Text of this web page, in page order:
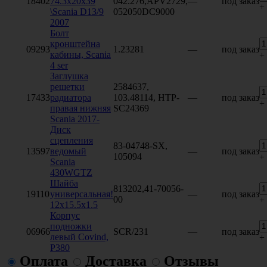
\Scania D13/9
2007
052050DC9000
+
09293
Болт
кронштейна
кабины, Scania
4 ser
1.23281 — под заказ
+
17433
Заглушка
решетки
радиатора
правая нижняя
Scania 2017-
2584637,
103.48114, HTP-
SC24369
— под заказ
+
13597
Диск
сцепления
ведомый
Scania
430WGTZ
83-04748-SX,
105094
— под заказ
+
19110
Шайба
универсальная!
12x15.5x1.5
813202,41-70056-
00
— под заказ
+
06966
Корпус
подножки
левый Covind,
P380
SCR/231 — под заказ
+
Оплата Доставка Отзывы